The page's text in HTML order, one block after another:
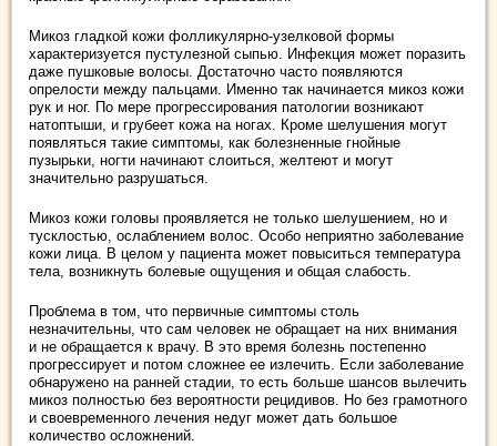
Микоз гладкой кожи фолликулярно-узелковой формы
характеризуется пустулезной сыпью. Инфекция может поразить
даже пушковые волосы. Достаточно часто появляются
опрелости между пальцами. Именно так начинается микоз кожи
рук и ног. По мере прогрессирования патологии возникают
натоптыши, и грубеет кожа на ногах. Кроме шелушения могут
появляться такие симптомы, как болезненные гнойные
пузырьки, ногти начинают слоиться, желтеют и могут
значительно разрушаться.
Микоз кожи головы проявляется не только шелушением, но и
тусклостью, ослаблением волос. Особо неприятно заболевание
кожи лица. В целом у пациента может повыситься температура
тела, возникнуть болевые ощущения и общая слабость.
Проблема в том, что первичные симптомы столь
незначительны, что сам человек не обращает на них внимания
и не обращается к врачу. В это время болезнь постепенно
прогрессирует и потом сложнее ее излечить. Если заболевание
обнаружено на ранней стадии, то есть больше шансов вылечить
микоз полностью без вероятности рецидивов. Но без грамотного
и своевременного лечения недуг может дать большое
количество осложнений.